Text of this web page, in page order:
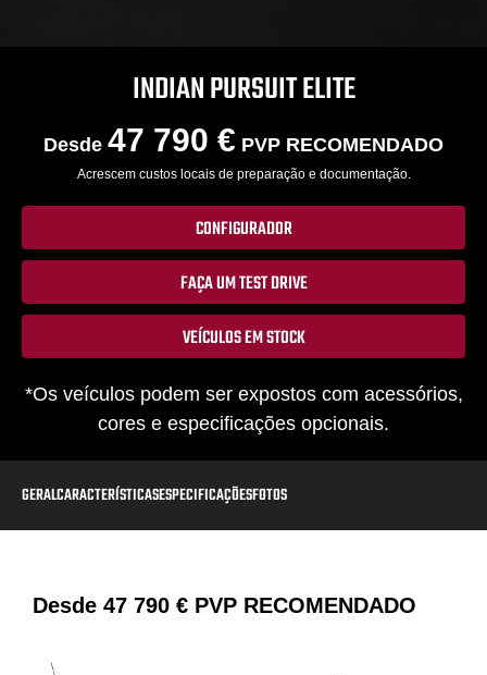
INDIAN PURSUIT ELITE
Desde 47 790 € PVP RECOMENDADO
Acrescem custos locais de preparação e documentação.
CONFIGURADOR
FAÇA UM TEST DRIVE
VEÍCULOS EM STOCK
*Os veículos podem ser expostos com acessórios,
cores e especificações opcionais.
GERALCARACTERÍSTICASESPECIFICAÇÕESFOTOS
Desde 47 790 € PVP RECOMENDADO